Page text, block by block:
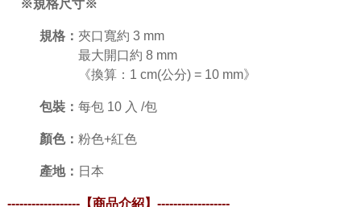
※規格尺寸※
規格： 夾口寬約 3 mm
最大開口約 8 mm
《換算：1 cm(公分) = 10 mm》
包裝： 每包 10 入 /包
顏色： 粉色+紅色
產地： 日本
------------------【商品介紹】 ------------------